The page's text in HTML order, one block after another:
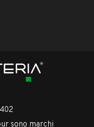
sono marchi